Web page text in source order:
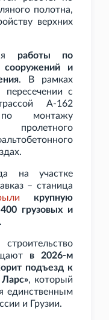
полотна,
верхних
работы по
сооружений и
. В рамках
пересечении с
А-162
монтажу
пролетного
на участке
– станица
крупную
грузовых и
.
в 2026-м
подъезд к
, который
единственным
и Грузии.